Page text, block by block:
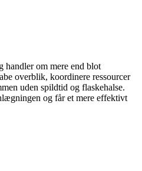
om mere end blot
overblik, koordinere ressourcer
uden spildtid og flaskehalse.
og får et mere effektivt